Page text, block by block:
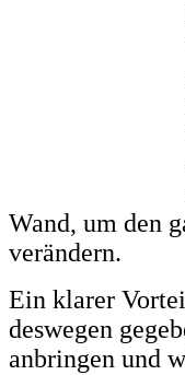
Wand, um den
verändern.
Ein klarer
deswegen
anbringen und